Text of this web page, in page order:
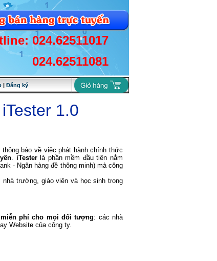
024.62511017
024.62511081
| Đăng ký
1.0
báo về việc phát hành chính thức
iTesterlà phần mềm đầu tiên nằm
ank - Ngân hàng đề thông minh) mà công
trường, giáo viên và học sinh trong
miễn phí cho mọi đối tượng: các nhà
Website của công ty.